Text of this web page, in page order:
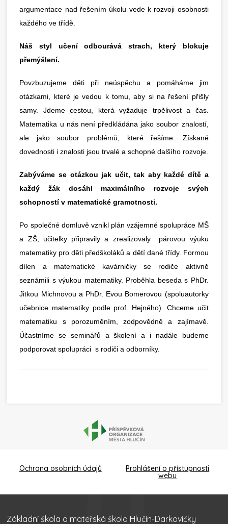
argumentace nad řešením úkolu vede k rozvoji osobnosti
každého ve třídě.
Náš styl učení odbourává strach, který blokuje
přemýšlení.
Povzbuzujeme děti při neúspěchu a pomáháme jim
otázkami, které je vedou k tomu, aby si na řešení přišly
samy. Jdeme cestou, která vyžaduje trpělivost a čas.
Matematika u nás není předkládána jako soubor znalostí,
ale jako soubor problémů, které řešíme. Získané
dovednosti i znalosti jsou trvalé a schopné dalšího rozvoje.
Zabýváme se otázkou jak učit, tak aby každé dítě a
každý žák dosáhl maximálního rozvoje svých
schopností v matematické gramotnosti.
Po společné domluvě vznikl plán vzájemné spolupráce MŠ
a ZŠ, učitelky připravily a zrealizovaly párovou výuku
matematiky pro děti předškoláků a dětí dané třídy. Formou
dílen a matematické kavárničky se rodiče aktivně
seznámili s výukou matematiky. Proběhla beseda s PhDr.
Jitkou Michnovou a PhDr. Evou Bomerovou (spoluautorky
učebnice matematiky podle prof. Hejného). Chceme učit
matematiku s porozuměním, zodpovědně a zajímavě.
Účastníme se seminářů a školení a i nadále budeme
podporovat spolupráci s rodiči a odborníky.
Ochrana osobních údajů Prohlášení o přístupnosti
webu
Základní škola a mateřská škola Hlučín-Darkovičky